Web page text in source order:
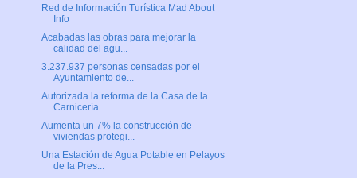
Red de Información Turística Mad About
Info
Acabadas las obras para mejorar la
calidad del agu...
3.237.937 personas censadas por el
Ayuntamiento de...
Autorizada la reforma de la Casa de la
Carnicería ...
Aumenta un 7% la construcción de
viviendas protegi...
Una Estación de Agua Potable en Pelayos
de la Pres...